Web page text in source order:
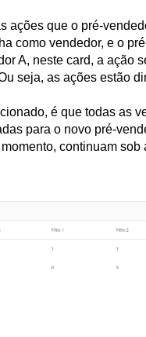
ações que o pré-
como vendedor, e o
A, neste card, a ação
seja, as ações estão
é que todas as
para o novo pré-
continuam